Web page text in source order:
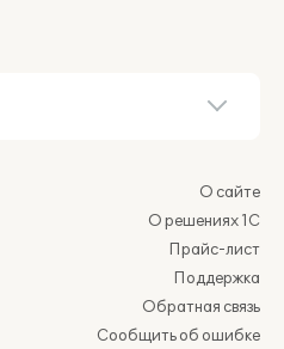
О сайте
О решениях 1С
Прайс-лист
Поддержка
Обратная связь
Сообщить об ошибке